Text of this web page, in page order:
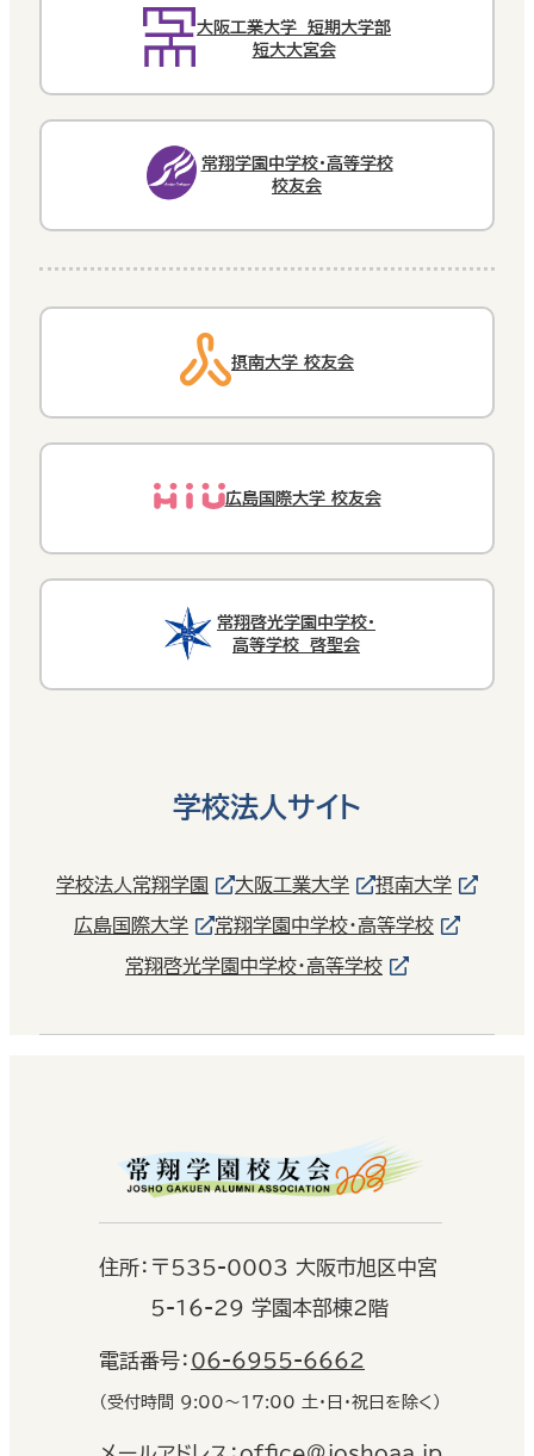
大阪工業大学 短期大学部
短大大宮会
常翔学園中学校・高等学校
校友会
摂南大学 校友会
広島国際大学 校友会
常翔啓光学園中学校・
高等学校 啓聖会
学校法人サイト
学校法人常翔学園 大阪工業大学 摂南大学
広島国際大学 常翔学園中学校・高等学校
常翔啓光学園中学校・高等学校
住所： 〒535-0003 大阪市旭区中宮
5-16-29 学園本部棟2階
電話番号： 06-6955-6662
（受付時間 9:00〜17:00 土・日・祝日を除く）